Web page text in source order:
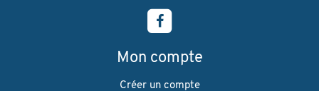
Mon compte
Créer un compte